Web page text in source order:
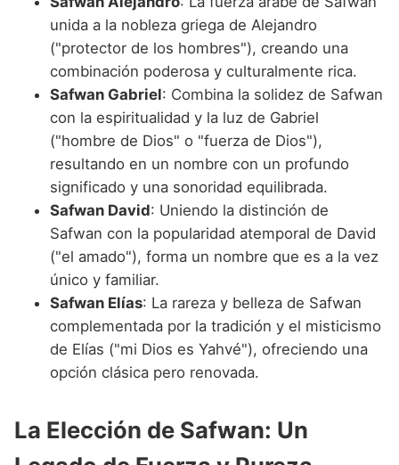
unida a la nobleza griega de Alejandro
("protector de los hombres"), creando una
combinación poderosa y culturalmente rica.
Safwan Gabriel: Combina la solidez de Safwan
con la espiritualidad y la luz de Gabriel
("hombre de Dios" o "fuerza de Dios"),
resultando en un nombre con un profundo
significado y una sonoridad equilibrada.
Safwan David: Uniendo la distinción de
Safwan con la popularidad atemporal de David
("el amado"), forma un nombre que es a la vez
único y familiar.
Safwan Elías: La rareza y belleza de Safwan
complementada por la tradición y el misticismo
de Elías ("mi Dios es Yahvé"), ofreciendo una
opción clásica pero renovada.
La Elección de Safwan: Un